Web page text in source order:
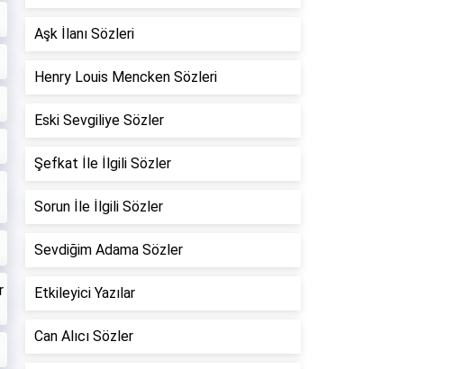
Aşk İlanı Sözleri
Henry Louis Mencken Sözleri
Eski Sevgiliye Sözler
Şefkat İle İlgili Sözler
Sorun İle İlgili Sözler
Sevdiğim Adama Sözler
Etkileyici Yazılar
Can Alıcı Sözler